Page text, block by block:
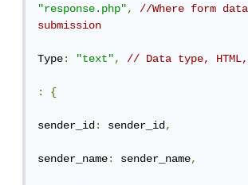
"response.php",
//Where form
submission
Type: "text",
// Data type,
:
{
sender_id: sender_id,
sender_name: sender_name,